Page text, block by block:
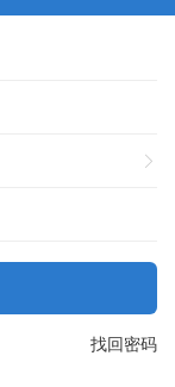
找回密码